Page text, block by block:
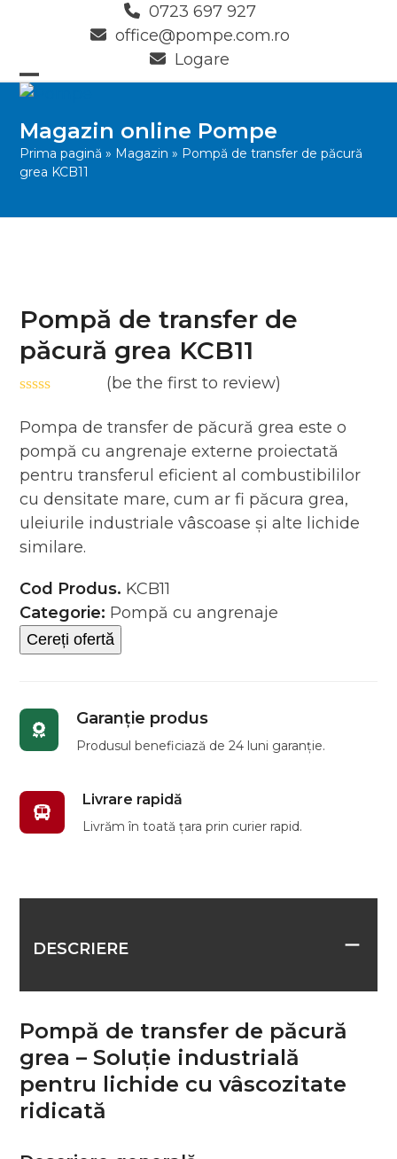
0723 697 927
office@pompe.com.ro
Logare
Open
mobile
menu
Close
mobile
menu
Magazin online Pompe
Prima pagină » Magazin » Pompă de transfer de păcură
grea KCB11
Pompă de transfer de
păcură grea KCB11
la
din
5
(be the first to review)
Pompa de transfer de păcură grea este o
pompă cu angrenaje externe proiectată
pentru transferul eficient al combustibililor
cu densitate mare, cum ar fi păcura grea,
uleiurile industriale vâscoase și alte lichide
similare.
Cod Produs. KCB11
Categorie: Pompă cu angrenaje
Cereți ofertă
Garanție produs
Produsul beneficiază de 24 luni garanție.
Livrare rapidă
Livrăm în toată țara prin curier rapid.
DESCRIERE
Pompă de transfer de păcură
grea – Soluție industrială
pentru lichide cu vâscozitate
ridicată